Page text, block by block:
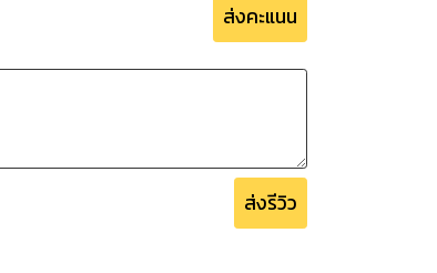
ส่งคะแนน
ส่งรีวิว